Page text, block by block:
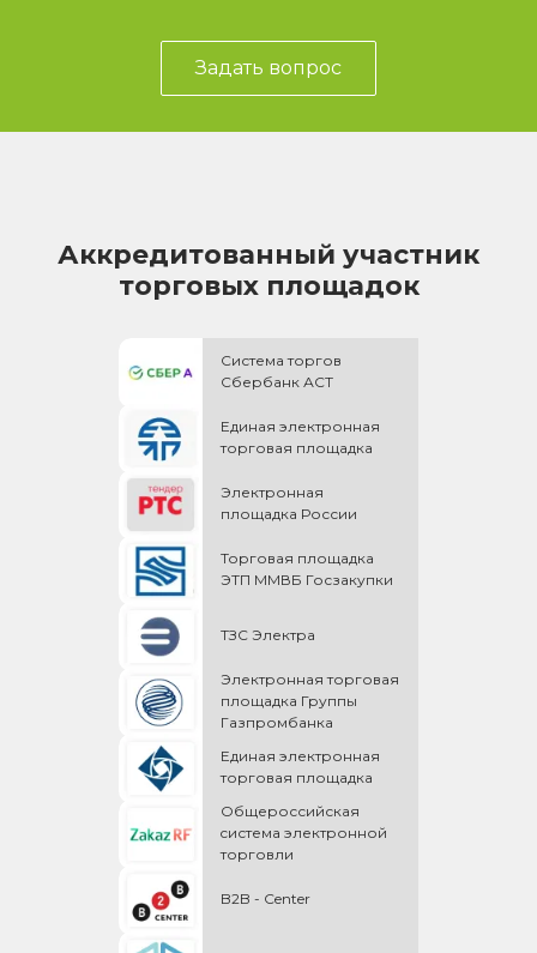
Задать вопрос
Аккредитованный участник
торговых площадок
Система торгов
Сбербанк АСТ
Единая электронная
торговая площадка
Электронная
площадка России
Торговая площадка
ЭТП ММВБ Госзакупки
ТЗС Электра
Электронная торговая
площадка Группы
Газпромбанка
Единая электронная
торговая площадка
Общероссийская
cистема электронной
торговли
B2B - Center